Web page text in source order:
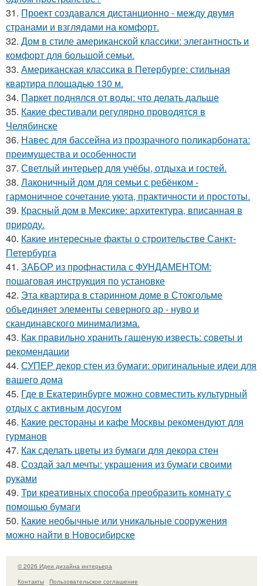
31. Проект создавался дистанционно - между двумя
странами и взглядами на комфорт.
32. Дом в стиле американской классики: элегантность и
комфорт для большой семьи.
33. Американская классика в Петербурге: стильная
квартира площадью 130 м.
34. Паркет поднялся от воды: что делать дальше
35. Какие фестивали регулярно проводятся в
Челябинске
36. Навес для бассейна из прозрачного поликарбоната:
преимущества и особенности
37. Светлый интерьер для учёбы, отдыха и гостей.
38. Лаконичный дом для семьи с ребёнком -
гармоничное сочетание уюта, практичности и простоты.
39. Красный дом в Мексике: архитектура, вписанная в
природу.
40. Какие интересные факты о строительстве Санкт-
Петербурга
41. ЗАБОР из профнастила с ФУНДАМЕНТОМ:
пошаговая инструкция по установке
42. Эта квартира в старинном доме в Стокгольме
объединяет элементы северного ар - нуво и
скандинавского минимализма.
43. Как правильно хранить гашеную известь: советы и
рекомендации
44. СУПЕР декор стен из бумаги: оригинальные идеи для
вашего дома
45. Где в Екатеринбурге можно совместить культурный
отдых с активным досугом
46. Какие рестораны и кафе Москвы рекомендуют для
гурманов
47. Как сделать цветы из бумаги для декора стен
48. Создай зал мечты: украшения из бумаги своими
руками
49. Три креативных способа преобразить комнату с
помощью бумаги
50. Какие необычные или уникальные сооружения
можно найти в Новосибирске
© 2026 Идеи дизайна интерьера
Контакты
Пользовательское соглашение